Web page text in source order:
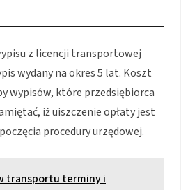
z licencji transportowej
wydany na okres 5 lat. Koszt
wypisów, które przedsiębiorca
iż uiszczenie opłaty jest
procedury urzędowej.
transportu terminy i